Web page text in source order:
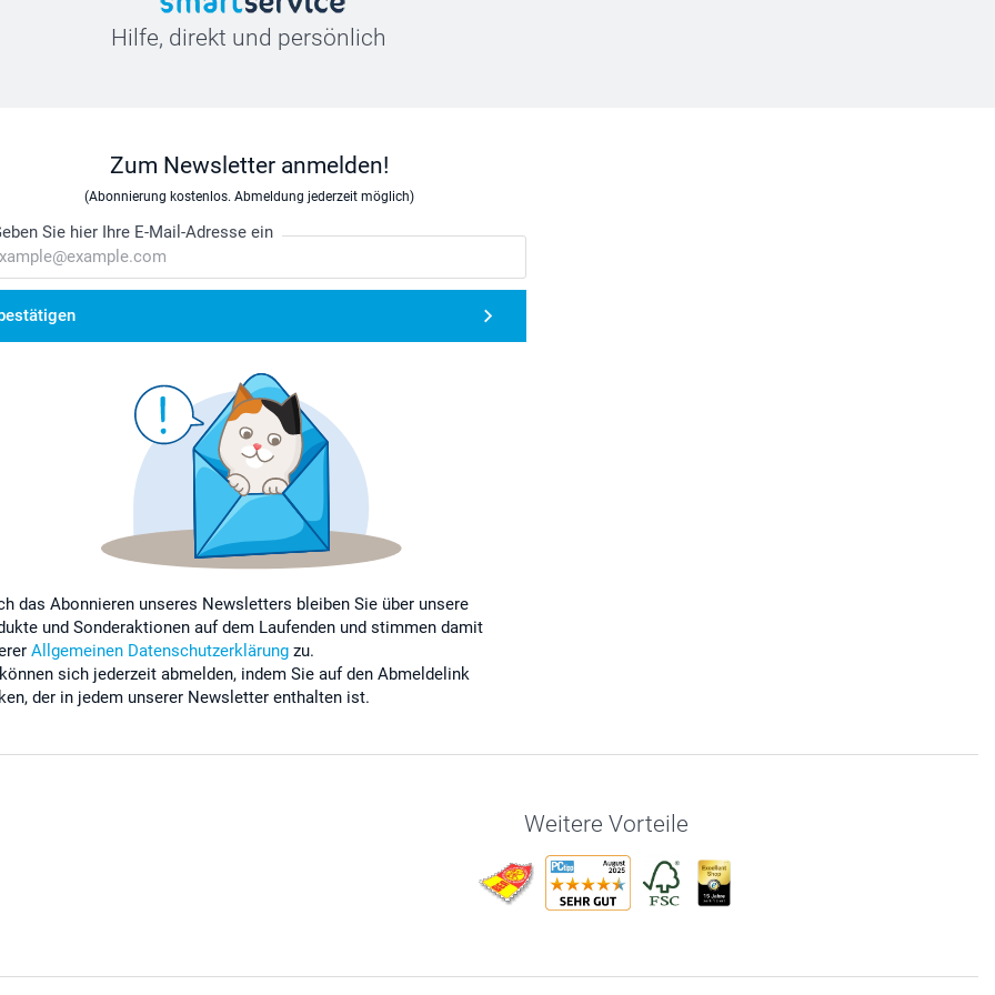
Hilfe, direkt und persönlich
Zum Newsletter anmelden!
(Abonnierung kostenlos. Abmeldung jederzeit möglich)
Sie hier Ihre E-Mail-Adresse ein
das Abonnieren unseres Newsletters bleiben Sie über unsere
und Sonderaktionen auf dem Laufenden und stimmen damit
Allgemeinen Datenschutzerklärung zu.
sich jederzeit abmelden, indem Sie auf den Abmeldelink
der in jedem unserer Newsletter enthalten ist.
Weitere Vorteile